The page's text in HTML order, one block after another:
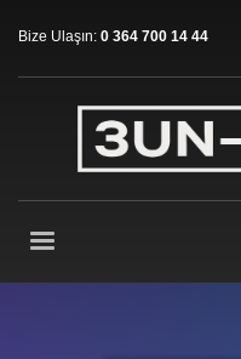
Bize Ulaşın: 0 364 700 14 44